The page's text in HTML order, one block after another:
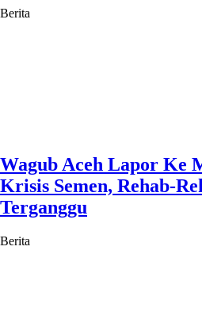
Berita
Wagub Aceh Lapor Ke
Krisis Semen, Rehab-
Terganggu
Berita